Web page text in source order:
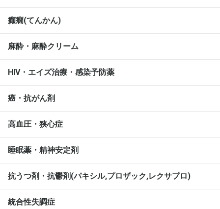
癲癇(てんかん)
麻酔・麻酔クリーム
HIV・エイズ治療・感染予防薬
癌・抗がん剤
高血圧・狭心症
睡眠薬・精神安定剤
抗うつ剤・抗鬱剤(パキシル,プロザック,レクサプロ)
統合性失調症